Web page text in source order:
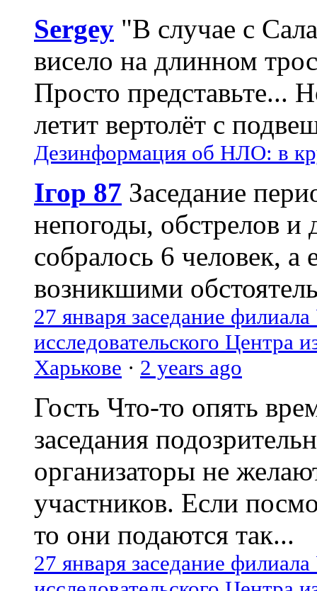
Sergey "В случае с
висело на длинном
Просто представьте...
летит вертолёт с
Дезинформация об НЛО: в
Ігор 87 Заседание
непогоды, обстрелов и
собралось 6 человек, а
возникшими
27 января заседание
исследовательского Центра
Харькове · 2 years ago
Гость Что-то опять
заседания
организаторы не
участников. Если
то они подаются так...
27 января заседание